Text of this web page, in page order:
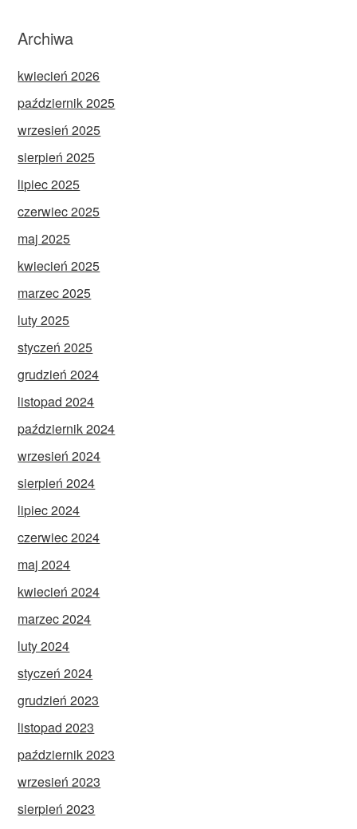
Archiwa
kwiecień 2026
październik 2025
wrzesień 2025
sierpień 2025
lipiec 2025
czerwiec 2025
maj 2025
kwiecień 2025
marzec 2025
luty 2025
styczeń 2025
grudzień 2024
listopad 2024
październik 2024
wrzesień 2024
sierpień 2024
lipiec 2024
czerwiec 2024
maj 2024
kwiecień 2024
marzec 2024
luty 2024
styczeń 2024
grudzień 2023
listopad 2023
październik 2023
wrzesień 2023
sierpień 2023